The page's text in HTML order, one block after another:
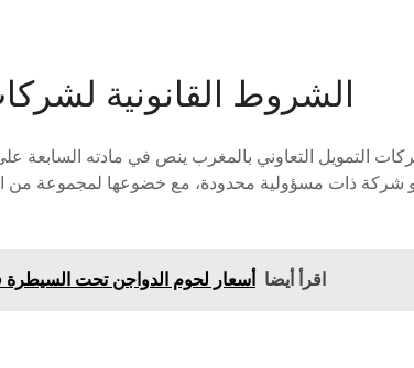
الشروط القانونية
التمويل التعاوني بالمغرب ينص في مادته
ذات مسؤولية محدودة، مع خضوعها لمجموعة من
اقرأ أيضا أسعار لحوم الدواجن تحت